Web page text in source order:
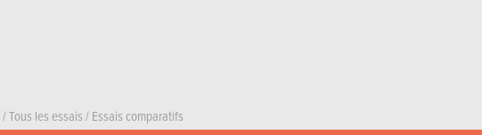
/Tous les essais/Essais comparatifs